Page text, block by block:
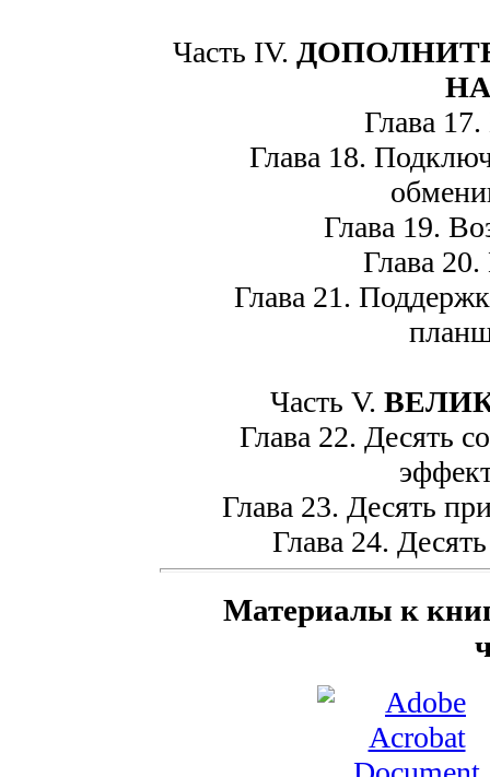
Часть IV.
Глава 17.
Глава 18.
Глава 19.
Глава 20.
Глава 21.
Часть V.
Глава 22. Десять
Глава 23. Десять
Глава 24.
Материалы к